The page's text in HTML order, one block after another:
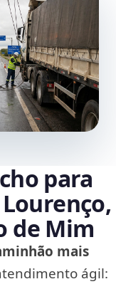
para
de Mim
mais
ágil: